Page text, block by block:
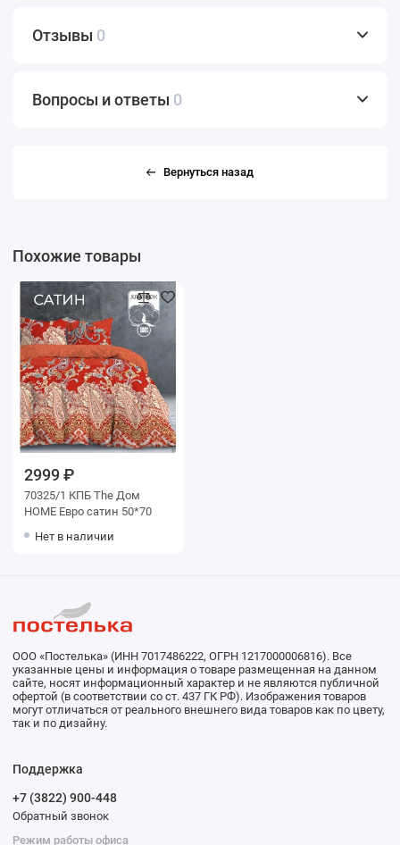
Отзывы 0
Вопросы и ответы 0
Вернуться назад
Похожие товары
2999 ₽
70325/1 КПБ The Дом
HOME Евро сатин 50*70
Нет в наличии
ООО «Постелька» (ИНН 7017486222, ОГРН 1217000006816). Все
указанные цены и информация о товаре размещенная на данном
сайте, носят информационный характер и не являются публичной
офертой (в соответствии со ст. 437 ГК РФ). Изображения товаров
могут отличаться от реального внешнего вида товаров как по цвету,
так и по дизайну.
Поддержка
+7 (3822) 900-448
Обратный звонок
Режим работы офиса